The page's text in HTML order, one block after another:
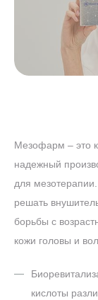
Мезофарм – это
надежный
для
решать
борьбы с
кожи головы и
кислоты